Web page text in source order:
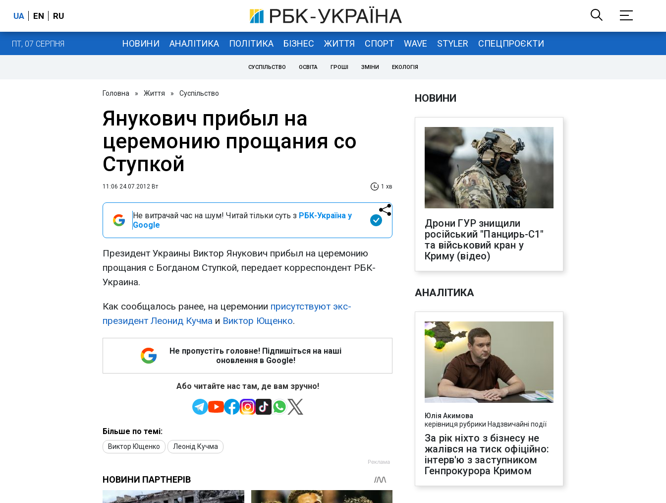
UA EN RU
ПТ, 07 СЕРПНЯ НОВИНИ АНАЛІТИКА ПОЛІТИКА БІЗНЕС ЖИТТЯ СПОРТ WAVE STYLER СПЕЦПРОЄКТИ
СУСПІЛЬСТВО ОСВІТА ГРОШІ ЗМІНИ ЕКОЛОГІЯ
Головна » Життя » Суспільство
Янукович прибыл на
церемонию прощания со
Ступкой
11:06 24.07.2012 Вт 1 хв
Не витрачай час на шум! Читай тільки суть з РБК-Україна у
Google
Президент Украины Виктор Янукович прибыл на церемонию
прощания с Богданом Ступкой, передает корреспондент РБК-
Украина.
Как сообщалось ранее, на церемонии присутствуют экс-
президент Леонид Кучма и Виктор Ющенко.
Не пропустіть головне! Підпишіться на наші
оновлення в Google!
Або читайте нас там, де вам зручно!
Більше по темі:
Виктор Ющенко Леонід Кучма
НОВИНИ
Дрони ГУР знищили
російський "Панцирь-С1"
та військовий кран у
Криму (відео)
АНАЛІТИКА
Юлія Акимова
керівниця рубрики Надзвичайні події
За рік ніхто з бізнесу не
жалівся на тиск офіційно:
інтерв'ю з заступником
Генпрокурора Кримом